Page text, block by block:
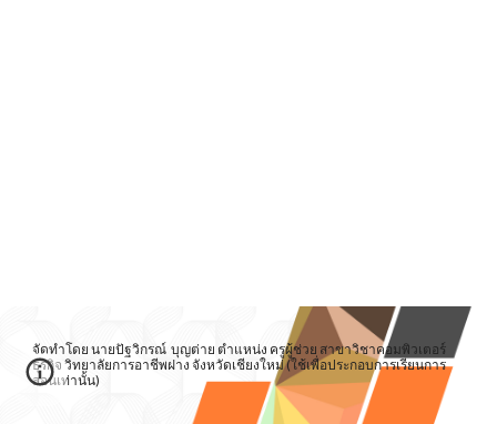
จัดทำโดย นายปัฐวิกรณ์ บุญต่าย ตำแหน่ง ครูผู้ช่วย สาขาวิชาคอมพิวเตอร์
ธุรกิจ วิทยาลัยการอาชีพฝาง จังหวัดเชียงใหม่ (ใช้เพื่อประกอบการเรียนการ
สอนเท่านั้น)